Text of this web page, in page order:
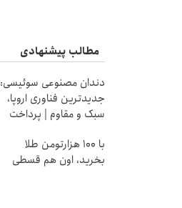
مطالب پیشنهادی
دندان مصنوعی سوئیسی:
جدیدترین فناوری اروپا،
سبک و مقاوم | پرداخت
با ۱۰۰ هزارتومن طلا
بخرید، اون هم قسطی